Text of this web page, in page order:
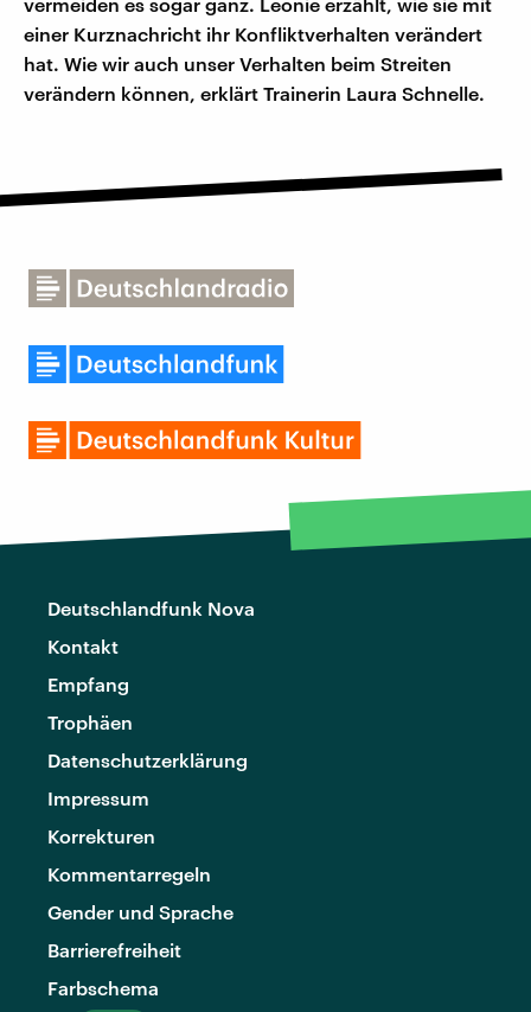
vermeiden es sogar ganz. Leonie erzählt, wie sie mit
einer Kurznachricht ihr Konfliktverhalten verändert
hat. Wie wir auch unser Verhalten beim Streiten
verändern können, erklärt Trainerin Laura Schnelle.
Deutschlandfunk Nova
Kontakt
Empfang
Trophäen
Datenschutzerklärung
Impressum
Korrekturen
Kommentarregeln
Gender und Sprache
Barrierefreiheit
Farbschema